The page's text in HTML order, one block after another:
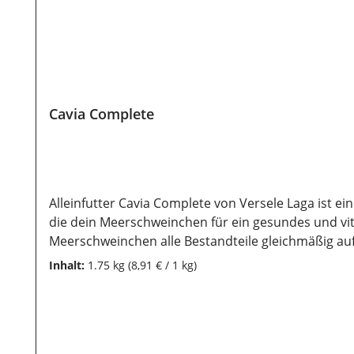
Cavia Complete
Alleinfutter Cavia Complete von Versele Laga ist
die dein Meerschweinchen für ein gesundes und
Meerschweinchen alle Bestandteile gleichmäßig aufnimmt. Die spezielle Rezeptur ist reich an Vitamin C, das lebenswichtig für
Immunsystem stärkt. Zudem fördert der hohe
Inhalt: 1.75 kg (8,91 € / 1 kg)